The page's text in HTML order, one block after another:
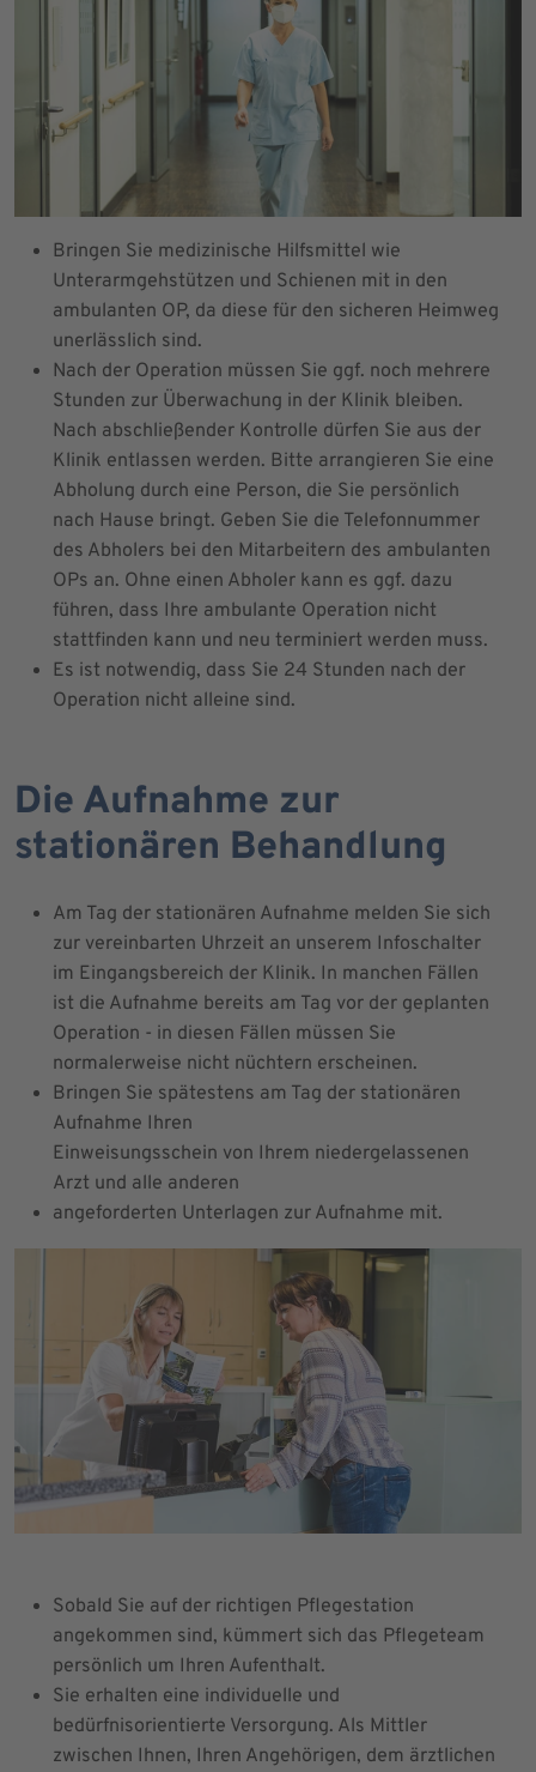
Bringen Sie medizinische Hilfsmittel wie
Unterarmgehstützen und Schienen mit in den
ambulanten OP, da diese für den sicheren Heimweg
unerlässlich sind.
Nach der Operation müssen Sie ggf. noch mehrere
Stunden zur Überwachung in der Klinik bleiben.
Nach abschließender Kontrolle dürfen Sie aus der
Klinik entlassen werden. Bitte arrangieren Sie eine
Abholung durch eine Person, die Sie persönlich
nach Hause bringt. Geben Sie die Telefonnummer
des Abholers bei den Mitarbeitern des ambulanten
OPs an. Ohne einen Abholer kann es ggf. dazu
führen, dass Ihre ambulante Operation nicht
stattfinden kann und neu terminiert werden muss.
Es ist notwendig, dass Sie 24 Stunden nach der
Operation nicht alleine sind.
Die Aufnahme zur
stationären Behandlung
Am Tag der stationären Aufnahme melden Sie sich
zur vereinbarten Uhrzeit an unserem Infoschalter
im Eingangsbereich der Klinik. In manchen Fällen
ist die Aufnahme bereits am Tag vor der geplanten
Operation - in diesen Fällen müssen Sie
normalerweise nicht nüchtern erscheinen.
Bringen Sie spätestens am Tag der stationären
Aufnahme Ihren
Einweisungsschein von Ihrem niedergelassenen
Arzt und alle anderen
angeforderten Unterlagen zur Aufnahme mit.
Sobald Sie auf der richtigen Pflegestation
angekommen sind, kümmert sich das Pflegeteam
persönlich um Ihren Aufenthalt.
Sie erhalten eine individuelle und
bedürfnisorientierte Versorgung. Als Mittler
zwischen Ihnen, Ihren Angehörigen, dem ärztlichen